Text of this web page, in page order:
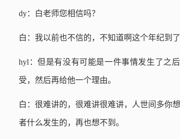
dy：白老师您相信吗？
白：我以前也不信的，不知道啊这个年纪到
hyl：但是有没有可能是一件事情发生了之
受，然后再给他一个理由。
白：很难讲的，很难讲很难讲，人世间多你
者什么发生的，再也想不到。